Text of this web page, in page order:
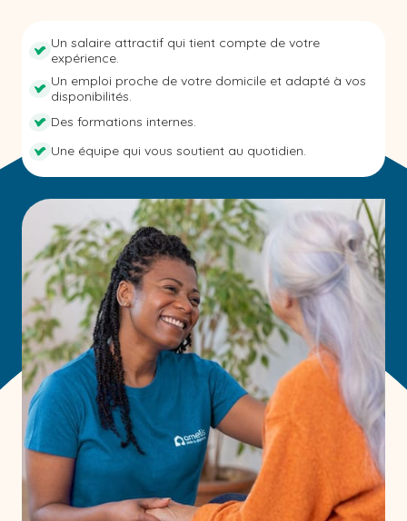
Un salaire attractif qui tient compte de votre
expérience.
Un emploi proche de votre domicile et adapté à vos
disponibilités.
Des formations internes.
Une équipe qui vous soutient au quotidien.